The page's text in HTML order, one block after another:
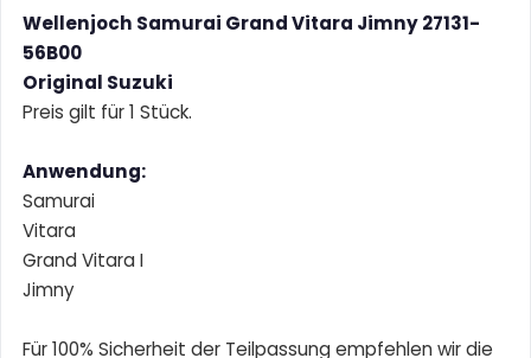
Wellenjoch Samurai Grand Vitara Jimny 27131-
56B00
Original Suzuki
Preis gilt für 1 Stück.
Anwendung:
Samurai
Vitara
Grand Vitara I
Jimny
Für 100% Sicherheit der Teilpassung empfehlen wir die